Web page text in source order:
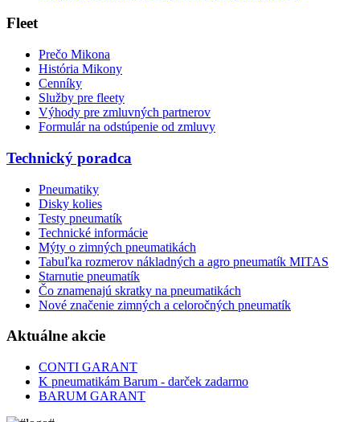
Fleet
Prečo Mikona
História Mikony
Cenníky
Služby pre fleety
Výhody pre zmluvných partnerov
Formulár na odstúpenie od zmluvy
Technický poradca
Pneumatiky
Disky kolies
Testy pneumatík
Technické informácie
Mýty o zimných pneumatikách
Tabuľka rozmerov nákladných a agro pneumatík MITAS
Starnutie pneumatík
Čo znamenajú skratky na pneumatikách
Nové značenie zimných a celoročných pneumatík
Aktuálne akcie
CONTI GARANT
K pneumatikám Barum - darček zadarmo
BARUM GARANT